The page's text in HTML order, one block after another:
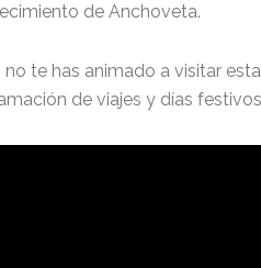
de Anchoveta.
no te has animado a visitar
de viajes y días